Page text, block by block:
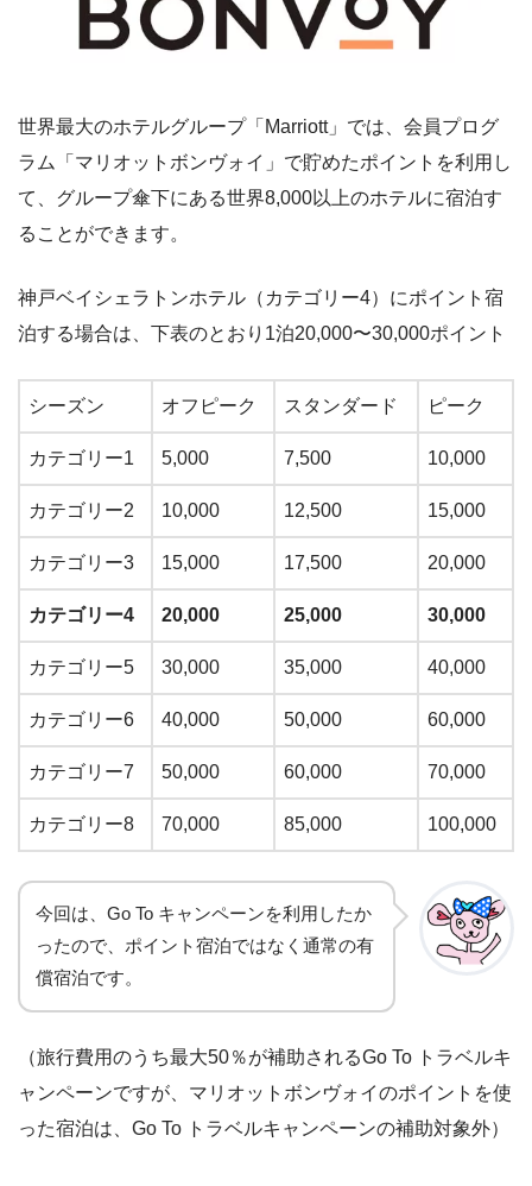
世界最大のホテルグループ「Marriott」では、会員プログ
ラム「マリオットボンヴォイ」で貯めたポイントを利用し
て、グループ傘下にある世界8,000以上のホテルに宿泊す
ることができます。
神戸ベイシェラトンホテル（カテゴリー4）にポイント宿
泊する場合は、下表のとおり1泊20,000〜30,000ポイント
シーズン オフピーク スタンダード ピーク
カテゴリー1 5,000 7,500 10,000
カテゴリー2 10,000 12,500 15,000
カテゴリー3 15,000 17,500 20,000
カテゴリー4 20,000 25,000 30,000
カテゴリー5 30,000 35,000 40,000
カテゴリー6 40,000 50,000 60,000
カテゴリー7 50,000 60,000 70,000
カテゴリー8 70,000 85,000 100,000
今回は、Go To キャンペーンを利用したか
ったので、ポイント宿泊ではなく通常の有
償宿泊です。
（旅行費用のうち最大50％が補助されるGo To トラベルキ
ャンペーンですが、マリオットボンヴォイのポイントを使
った宿泊は、Go To トラベルキャンペーンの補助対象外）